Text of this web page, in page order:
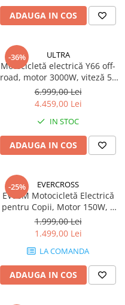
ADAUGA IN COS
-36% ULTRA
Motocicletă electrică Y66 off-
road, motor 3000W, viteză 55
km/h, autonomie până la 50
km, roți 12/10 inch, suspensie
dublă
6.999,00 Lei
4.459,00 Lei
IN STOC
ADAUGA IN COS
-25% EVERCROSS
EV08M Motocicletă Electrică
pentru Copii, Motor 150W, 2
Viteze 8/16 km/h, Autonomie
10 km
1.999,00 Lei
1.499,00 Lei
LA COMANDA
ADAUGA IN COS